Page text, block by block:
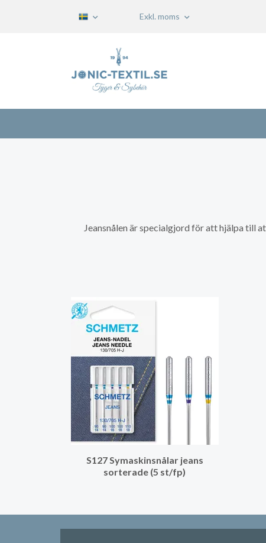
Exkl. moms
Jeansnålen är specialgjord för att hjälpa till
S127 Symaskinsnålar jeans
sorterade (5 st/fp)